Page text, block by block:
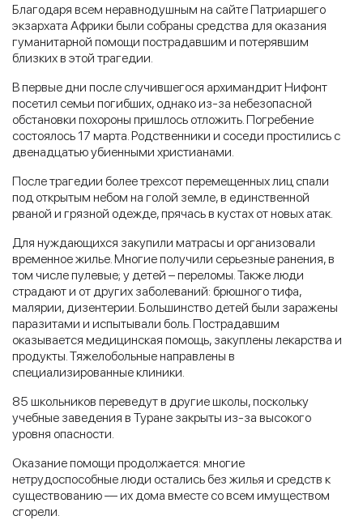
Благодаря всем неравнодушным на сайте Патриаршего
экзархата Африки были собраны средства для оказания
гуманитарной помощи пострадавшим и потерявшим
близких в этой трагедии.
В первые дни после случившегося архимандрит Нифонт
посетил семьи погибших, однако из-за небезопасной
обстановки похороны пришлось отложить. Погребение
состоялось 17 марта. Родственники и соседи простились с
двенадцатью убиенными христианами.
После трагедии более трехсот перемещенных лиц спали
под открытым небом на голой земле, в единственной
рваной и грязной одежде, прячась в кустах от новых атак.
Для нуждающихся закупили матрасы и организовали
временное жилье. Многие получили серьезные ранения, в
том числе пулевые; у детей – переломы. Также люди
страдают и от других заболеваний: брюшного тифа,
малярии, дизентерии. Большинство детей были заражены
паразитами и испытывали боль. Пострадавшим
оказывается медицинская помощь, закуплены лекарства и
продукты. Тяжелобольные направлены в
специализированные клиники.
85 школьников переведут в другие школы, поскольку
учебные заведения в Туране закрыты из-за высокого
уровня опасности.
Оказание помощи продолжается: многие
нетрудоспособные люди остались без жилья и средств к
существованию — их дома вместе со всем имуществом
сгорели.